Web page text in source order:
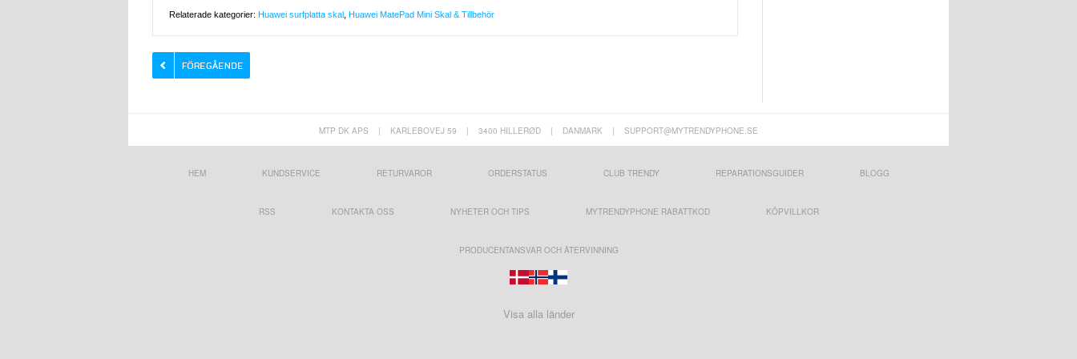
Relaterade kategorier: Huawei surfplatta skal Huawei MatePad Mini Skal & Tillbehör
MTP DK APS | KARLEBOVEJ 59 | 3400 HILLERØD | DANMARK | SUPPORT@MYTRENDYPHONE.SE
HEM KUNDSERVICE RETURVAROR ORDERSTATUS CLUB TRENDY REPARATIONSGUIDER BLOGG
RSS KONTAKTA OSS NYHETER OCH TIPS MYTRENDYPHONE RABATTKOD KÖPVILLKOR
PRODUCENTANSVAR OCH ÅTERVINNING
Visa alla länder